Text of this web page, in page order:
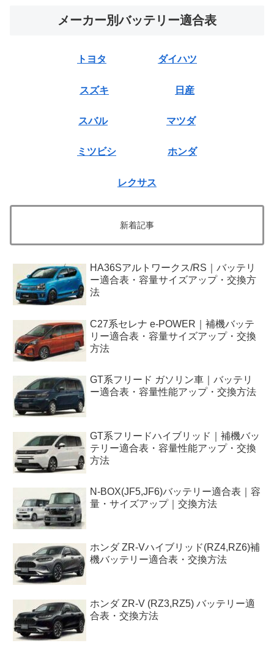
メーカー別バッテリー適合表
トヨタ ダイハツ
スズキ 日産
スバル マツダ
ミツビシ ホンダ
レクサス
新着記事
HA36Sアルトワークス/RS｜バッテリ
ー適合表・容量サイズアップ・交換方
法
C27系セレナ e-POWER｜補機バッテ
リー適合表・容量サイズアップ・交換
方法
GT系フリード ガソリン車｜バッテリ
ー適合表・容量性能アップ・交換方法
GT系フリードハイブリッド｜補機バッ
テリー適合表・容量性能アップ・交換
方法
N-BOX(JF5,JF6)バッテリー適合表｜容
量・サイズアップ｜交換方法
ホンダ ZR-Vハイブリッド(RZ4,RZ6)補
機バッテリー適合表・交換方法
ホンダ ZR-V (RZ3,RZ5) バッテリー適
合表・交換方法